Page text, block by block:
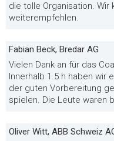
die tolle Organisation.
weiterempfehlen.
Fabian Beck, Bredar AG
Vielen Dank an für das
Innerhalb 1.5 h haben wir
der guten Vorbereitung
spielen. Die Leute waren
Oliver Witt, ABB Schweiz